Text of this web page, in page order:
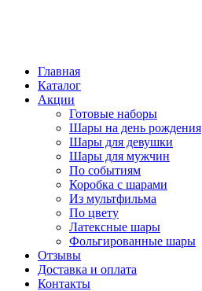
Главная
Каталог
Акции
Готовые наборы
Шары на день рождения
Шары для девушки
Шары для мужчин
По событиям
Коробка с шарами
Из мультфильма
По цвету
Латексные шары
Фольгированные шары
Отзывы
Доставка и оплата
Контакты